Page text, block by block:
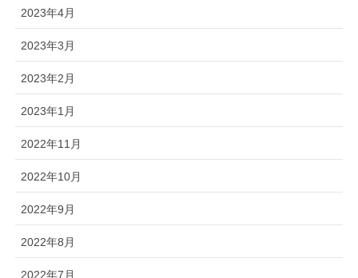
2023年4月
2023年3月
2023年2月
2023年1月
2022年11月
2022年10月
2022年9月
2022年8月
2022年7月